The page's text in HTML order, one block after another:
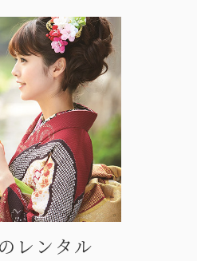
レンタル